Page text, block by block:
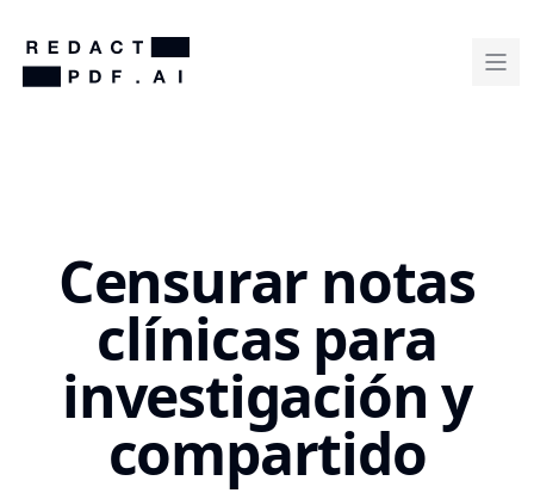
Censurar notas
clínicas para
investigación y
compartido